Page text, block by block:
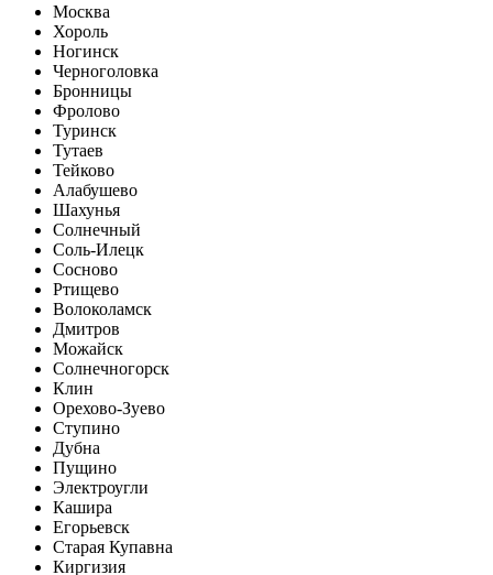
Москва
Хороль
Ногинск
Черноголовка
Бронницы
Фролово
Туринск
Тутаев
Тейково
Алабушево
Шахунья
Солнечный
Соль-Илецк
Сосново
Ртищево
Волоколамск
Дмитров
Можайск
Солнечногорск
Клин
Орехово-Зуево
Ступино
Дубна
Пущино
Электроугли
Кашира
Егорьевск
Старая Купавна
Киргизия